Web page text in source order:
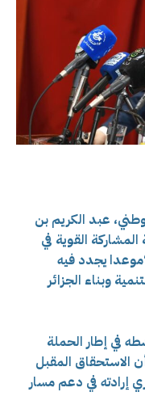
عبد الكريم بن
القوية في
“موعدا يجدد فيه
وبناء الجزائر
في إطار الحملة
المقبل، أن الاستحقاق المقبل
إرادته في دعم مسار